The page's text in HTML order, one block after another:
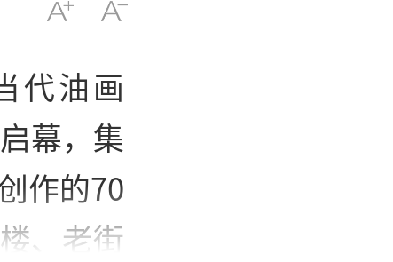
代油画
幕，集
作的70
、老街